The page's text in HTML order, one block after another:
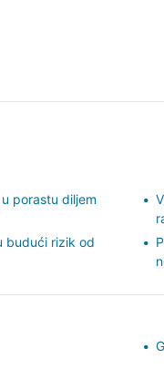
porastu diljem
budući rizik od